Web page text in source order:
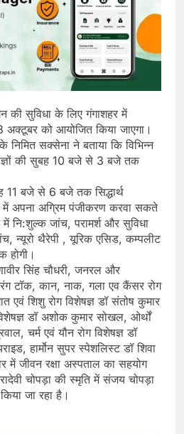
की सुविधा के लिए गंगाशहर में
अक्टूबर को आयोजित किया जाएगा।
निमित सक्सेना ने बताया कि विभिन्न
की सुबह 10 बजे से 3 बजे तक
11 बजे से 6 बजे तक सिद्धार्थ
में अपना अग्रिम पंजीकरण करवा सकते
में नि:शुल्क जांच, परामर्श और सुविधा
न्यूरो थैरेपी , यूरिक एसिड, कम्पलीट
होगी।
सिंह चौधरी, जनरल और
टॉक, कान, नाक, गला एव कैंसर रोग
एवं शिशु रोग विशेषज्ञ डॉ संतोष कुमार
डॉ अशोक कुमार सोखल, ओर्थों
चर्म एवं यौन रोग विशेषज्ञ डॉ
हार्मोन सुपर स्पेशलिस्ट डॉ शिवा
में जीवन रक्षा अस्पताल का सहयोग
चोपड़ा की स्मृति में संजय चोपड़ा
जा रहा है।